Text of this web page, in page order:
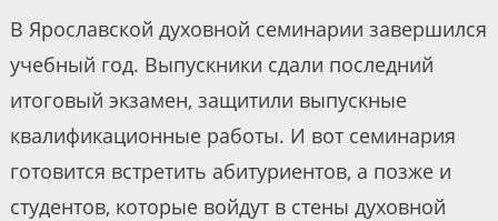
В Ярославской духовной семинарии завершился
учебный год. Выпускники сдали последний
итоговый экзамен, защитили выпускные
квалификационные работы. И вот семинария
готовится встретить абитуриентов, а позже и
студентов, которые войдут в стены духовной